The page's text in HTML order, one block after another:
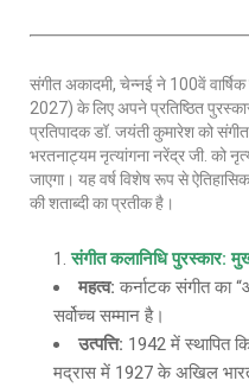
संगीत अकादमी, चेन्नई ने 100वें
2027) के लिए अपने प्रतिष्ठित
प्रतिपादक डॉ. जयंती कुमारेश को
भरतनाट्यम नृत्यांगना नरेंद्र जी. को
जाएगा। यह वर्ष विशेष रूप से
की शताब्दी का प्रतीक है।
संगीत कलानिधि पुरस्कार:
महत्व: कर्नाटक संगीत का
सर्वोच्च सम्मान है।
उत्पत्ति: 1942 में स्थापित
मद्रास में 1927 के अखिल